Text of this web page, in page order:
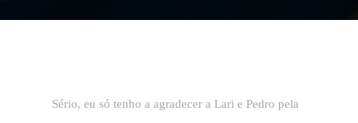
Sério, eu só tenho a agradecer a Lari e Pedro pela